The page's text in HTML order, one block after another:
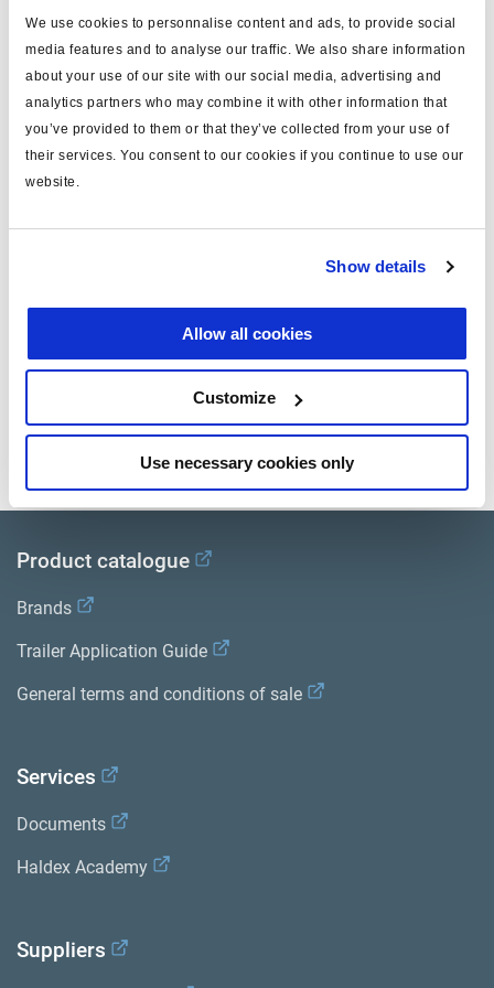
We use cookies to personnalise content and ads, to provide social
media features and to analyse our traffic. We also share information
about your use of our site with our social media, advertising and
analytics partners who may combine it with other information that
you’ve provided to them or that they’ve collected from your use of
their services. You consent to our cookies if you continue to use our
website.
Show details
Allow all cookies
Customize
Use necessary cookies only
Spécifications techniques
type chape
ø14mm
Documents
Consultez toutes les publications connexes dans notre
Bibliothèque de documentation sur les produits
Product catalogue
Brands
Trailer Application Guide
General terms and conditions of sale
Services
Documents
Haldex Academy
Suppliers